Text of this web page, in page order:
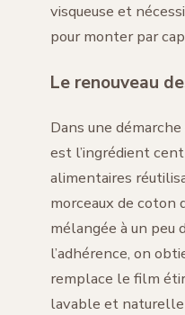
visqueuse et
pour monter par
Le renouveau
Dans une
est l’ingrédient
alimentaires
morceaux de coton
mélangée à un peu
l’adhérence, on
remplace le film
lavable et